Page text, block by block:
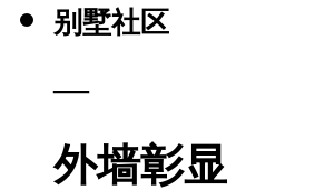
别墅社区
—
外墙彰显